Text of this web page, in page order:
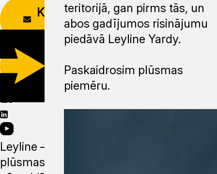
KONTAKTU
FORMA
APLIKĀCIJU
Leyline —
plūsmas
teritorijā, gan pirms tās, un
abos gadījumos risinājumu
piedāvā Leyline Yardy.
Paskaidrosim plūsmas
piemēru.